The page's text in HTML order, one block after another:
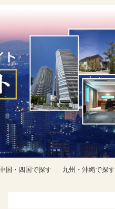
国・四国で探す 九州・沖縄で探す